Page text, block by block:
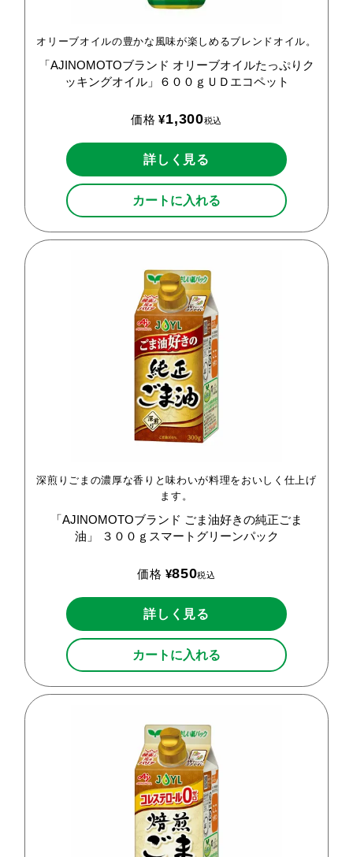
オリーブオイルの豊かな風味が楽しめるブレンドオイル。
「AJINOMOTOブランド オリーブオイルたっぷりク
ッキングオイル」６００ｇＵＤエコペット
価格 ¥1,300税込
詳しく見る
カートに入れる
深煎りごまの濃厚な香りと味わいが料理をおいしく仕上げ
ます。
「AJINOMOTOブランド ごま油好きの純正ごま
油」
３００ｇスマートグリーンパック
価格 ¥850税込
詳しく見る
カートに入れる